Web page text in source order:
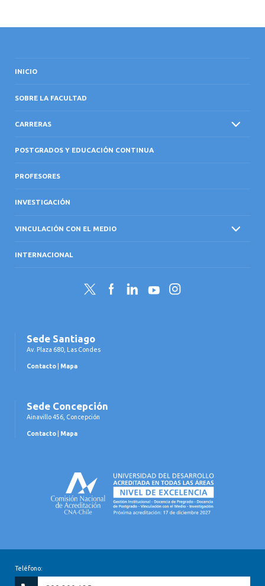
INICIO
SOBRE LA FACULTAD
CARRERAS
POSTGRADOS Y EDUCACIÓN CONTINUA
PROFESORES
INVESTIGACIÓN
VINCULACIÓN CON EL MEDIO
INTERNACIONAL
Twitter FacebookLinkedInYouTubeInstagram
Sede Santiago
Av. Plaza 680, Las Condes
Contacto Mapa
Sede Concepción
Ainavillo 456, Concepción
Contacto Mapa
Teléfono: